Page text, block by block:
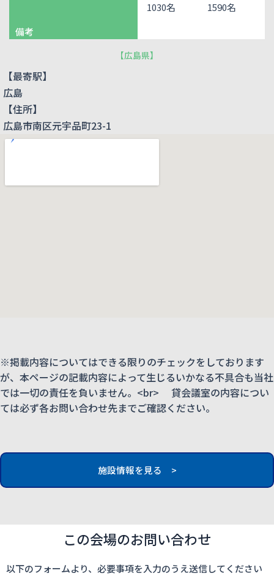
1030名
1590名
備考
【広島県】
【最寄駅】
広島
【住所】
広島市南区元宇品町23-1
※掲載内容についてはできる限りのチェックをしております
が、本ページの記載内容によって生じるいかなる不具合も当社
では一切の責任を負いません。<br> 貸会議室の内容につい
ては必ず各お問い合わせ先までご確認ください。
施設情報を見る >
この会場のお問い合わせ
以下のフォームより、必要事項を入力のうえ送信してください